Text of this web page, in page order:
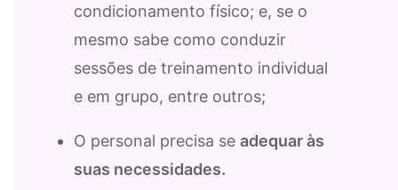
condicionamento físico; e, se o
mesmo sabe como conduzir
sessões de treinamento individual
e em grupo, entre outros;
O personal precisa se adequar às
suas necessidades.